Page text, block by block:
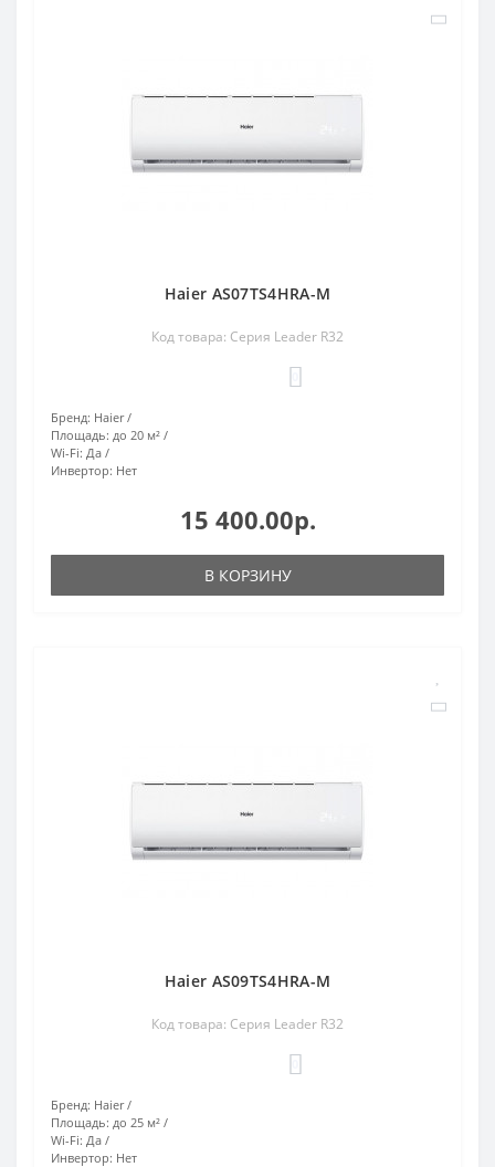
Haier AS07TS4HRA-M
Код товара: Серия Leader R32
Бренд: Haier
Площадь: до 20 м²
Wi-Fi: Да
Инвертор: Нет
15 400.00р.
В КОРЗИНУ
Haier AS09TS4HRA-M
Код товара: Серия Leader R32
Бренд: Haier
Площадь: до 25 м²
Wi-Fi: Да
Инвертор: Нет